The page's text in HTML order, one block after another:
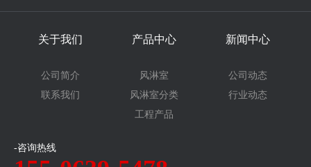
关于我们
公司简介
联系我们
产品中心
风淋室
风淋室分类
工程产品
新闻中心
公司动态
行业动态
-咨询热线